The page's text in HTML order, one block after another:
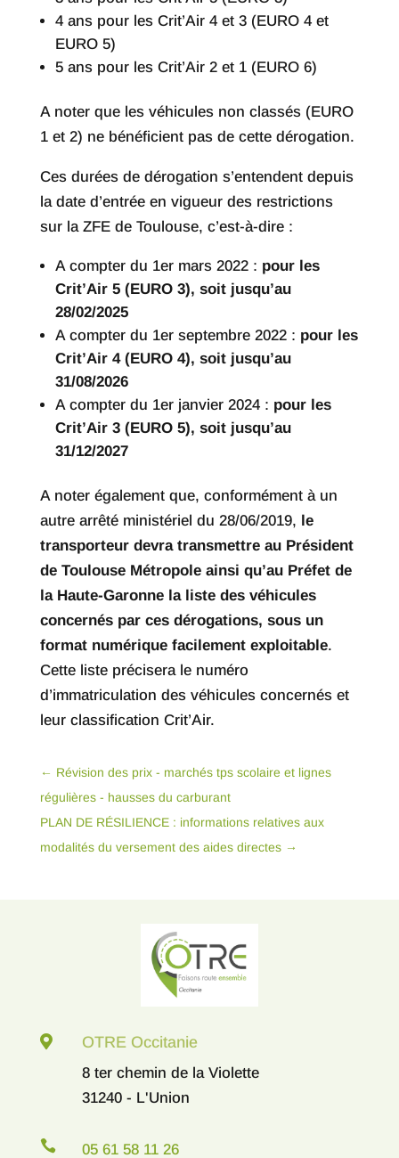
4 ans pour les Crit’Air 4 et 3 (EURO 4 et
EURO 5)
5 ans pour les Crit’Air 2 et 1 (EURO 6)
A noter que les véhicules non classés (EURO
1 et 2) ne bénéficient pas de cette dérogation.
Ces durées de dérogation s’entendent depuis
la date d’entrée en vigueur des restrictions
sur la ZFE de Toulouse, c’est-à-dire :
A compter du 1er mars 2022 : pour les
Crit’Air 5 (EURO 3), soit jusqu’au
28/02/2025
A compter du 1er septembre 2022 : pour les
Crit’Air 4 (EURO 4), soit jusqu’au
31/08/2026
A compter du 1er janvier 2024 : pour les
Crit’Air 3 (EURO 5), soit jusqu’au
31/12/2027
A noter également que, conformément à un
autre arrêté ministériel du 28/06/2019, le
transporteur devra transmettre au Président
de Toulouse Métropole ainsi qu’au Préfet de
la Haute-Garonne la liste des véhicules
concernés par ces dérogations, sous un
format numérique facilement exploitable.
Cette liste précisera le numéro
d’immatriculation des véhicules concernés et
leur classification Crit’Air.
← Révision des prix - marchés tps scolaire et lignes
régulières - hausses du carburant
PLAN DE RÉSILIENCE : informations relatives aux
modalités du versement des aides directes→
 OTRE Occitanie
8 ter chemin de la Violette
31240 - L'Union
 05 61 58 11 26